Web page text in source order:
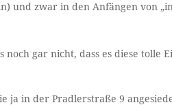
und zwar in den Anfängen von
gar nicht, dass es diese tolle
ja in der Pradlerstraße 9